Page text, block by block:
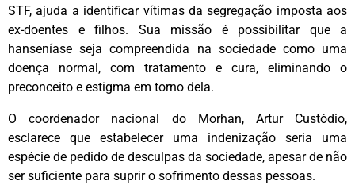
STF, ajuda a identificar vítimas da segregação imposta aos
ex-doentes e filhos. Sua missão é possibilitar que a
hanseníase seja compreendida na sociedade como uma
doença normal, com tratamento e cura, eliminando o
preconceito e estigma em torno dela.
O coordenador nacional do Morhan, Artur Custódio,
esclarece que estabelecer uma indenização seria uma
espécie de pedido de desculpas da sociedade, apesar de não
ser suficiente para suprir o sofrimento dessas pessoas.